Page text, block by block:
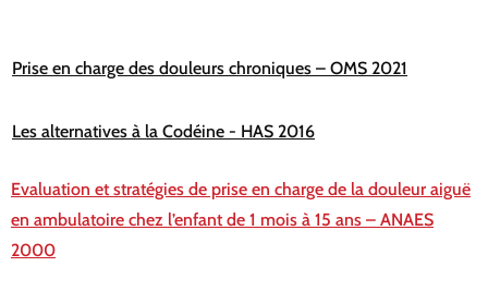
Prise en charge des douleurs chroniques – OMS 2021
Les alternatives à la Codéine - HAS 2016
Evaluation et stratégies de prise en charge de la douleur aiguë
en ambulatoire chez l’enfant de 1 mois à 15 ans – ANAES
2000